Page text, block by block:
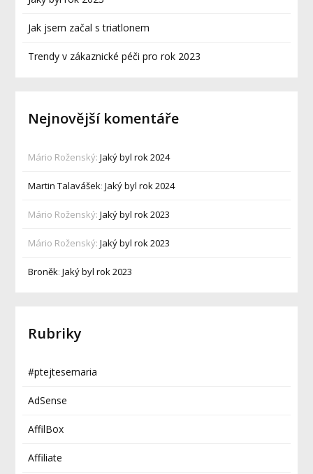
Jak jsem začal s triatlonem
Trendy v zákaznické péči pro rok 2023
Nejnovější komentáře
Mário Roženský:Jaký byl rok 2024
Martin Talavášek:Jaký byl rok 2024
Mário Roženský:Jaký byl rok 2023
Mário Roženský:Jaký byl rok 2023
Broněk:Jaký byl rok 2023
Rubriky
#ptejtesemaria
AdSense
AffilBox
Affiliate